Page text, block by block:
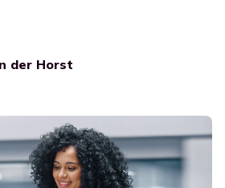
en veilige adaptieve
samen te werken met Workspace
Log dan in in ons Partner portaal.
der Horst